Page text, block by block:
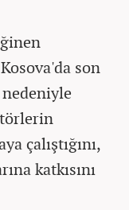
son
çalıştığını,
katkısını